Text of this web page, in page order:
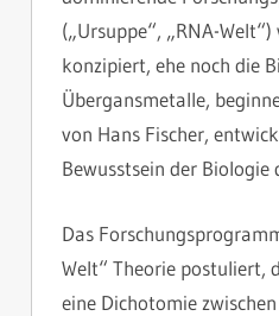
(„Ursuppe“, „RNA-
konzipiert, ehe noch die
Übergansmetalle,
von Hans Fischer,
Bewusstsein der
Das
Welt“ Theorie postuliert,
eine Dichotomie